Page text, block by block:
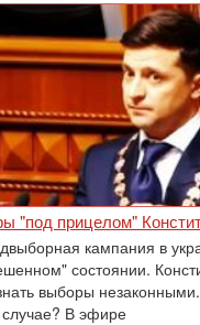
"под прицелом"
кампания в
состоянии.
выборы
случае? В эфире